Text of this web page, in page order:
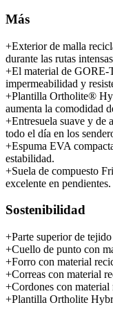
Más
+Exterior de malla
durante las rutas
+El material de GORE-
impermeabilidad y
+Plantilla Ortholite®
aumenta la comodidad
+Entresuela suave y de
todo el día en los
+Espuma EVA
estabilidad.
+Suela de compuesto
excelente en pendientes.
Sostenibilidad
+Parte superior de
+Cuello de punto con
+Forro con material
+Correas con material
+Cordones con material
+Plantilla Ortholite